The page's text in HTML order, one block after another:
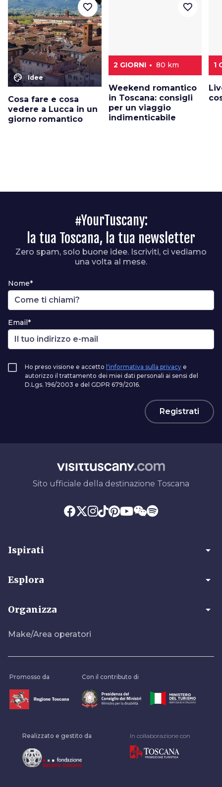
color_lens Idee
Cosa fare e cosa
vedere a Lucca in un
giorno romantico
favorite_border
2 GIORNI 80 km
Weekend romantico
in Toscana: consigli
per un viaggio
indimenticabile
favorite_border
1
#YourTuscany:
la tua Toscana, la tua newsletter
Zero spam, solo buone idee. Iscriviti, ci vediamo
una volta al mese.
Nome*
Email*
Ho preso visione e accetto l'informativa sulla privacy e
autorizzo il trattamento dei miei dati personali ai sensi del
D.Lgs. 196/2003 e del GDPR 679/2016.
Registrati
Sito ufficiale della destinazione Toscana
Ispirati arrow_drop_down
Esplora arrow_drop_down
Organizza arrow_drop_down
Make/Area operatori
Promosso da Con il contributo di
Realizzato e gestito da In collaborazione con